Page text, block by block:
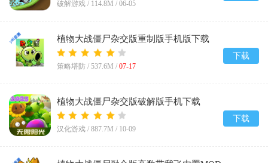
破解游戏 / 114.8M / 06-05
植物大战僵尸杂交版重制版手机版下载
v0.24.0.0
策略塔防 / 537.6M / 07-17
下载
植物大战僵尸杂交版破解版手机下载
(Plants vs Zombies Super Hybrid)v3.12
汉化游戏 / 887.7M / 10-09
下载